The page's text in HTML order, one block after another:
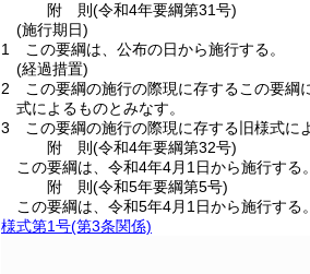
附 則(令和4年要綱第31号)
(施行期日)
1
この要綱は、公布の日から施行する。
(経過措置)
2
この要綱の施行の際現に存するこの要綱
式によるものとみなす。
3
この要綱の施行の際現に存する旧様式に
附 則(令和4年要綱第32号)
この要綱は、令和4年4月1日から施行する。
附 則(令和5年要綱第5号)
この要綱は、令和5年4月1日から施行する。
様式第1号(第3条関係)